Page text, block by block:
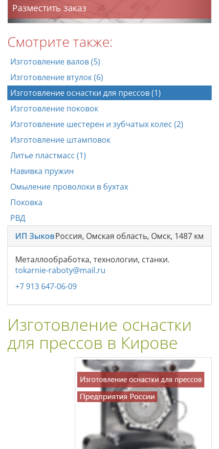
Разместить заказ
Смотрите также:
Изготовление валов (5)
Изготовление втулок (6)
Изготовление оснастки для прессов (1)
Изготовление поковок
Изготовление шестерен и зубчатых колес (2)
Изготовление штамповок
Литье пластмасс (1)
Навивка пружин
Омыление проволоки в бухтах
Поковка
РВД
ИП ЗыковРоссия, Омская область, Омск, 1487 км
Металлообработка, технологии, станки.
tokarnie-raboty@mail.ru
+7 913 647-06-09
Изготовление оснастки
для прессов в Кирове